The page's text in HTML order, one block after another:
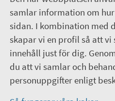
samlar information om
sidan. I kombination med
skapar vi en profil så att vi
innehåll just för dig.
du att vi samlar och
personuppgifter enligt
Följ oss
Lediga jobb
Pressrum
Facebook